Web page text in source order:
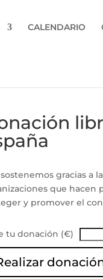
CALENDARIO
sostenemos gracias a
que hacen
y promover el
tu donación (€)